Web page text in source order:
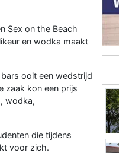
Sex on the Beach
en wodka maakt
ooit een wedstrijd
zaak kon een prijs
wodka,
die tijdens
voor zich.